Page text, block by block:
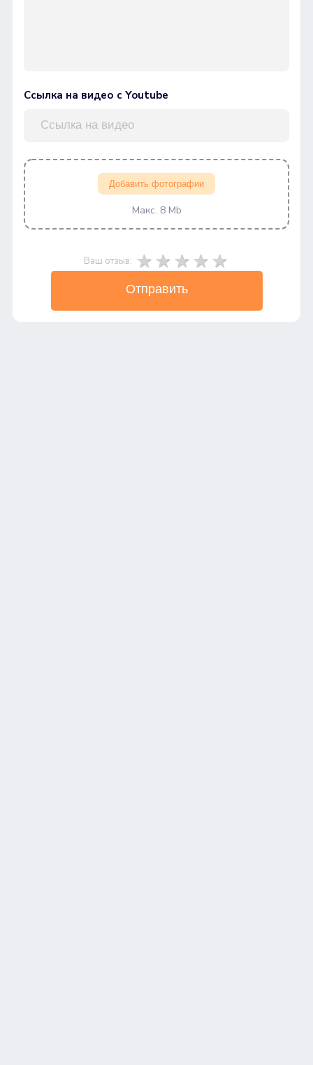
Ссылка на видео с Youtube
Добавить фотографии
Макс. 8 Mb
Ваш отзыв:
Отправить